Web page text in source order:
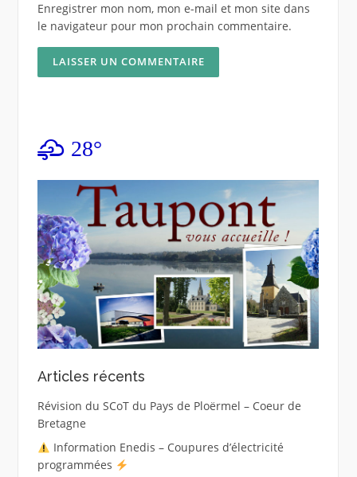
Enregistrer mon nom, mon e-mail et mon site dans
le navigateur pour mon prochain commentaire.
28°
Articles récents
Révision du SCoT du Pays de Ploërmel – Coeur de
Bretagne
Information Enedis – Coupures d’électricité
programmées